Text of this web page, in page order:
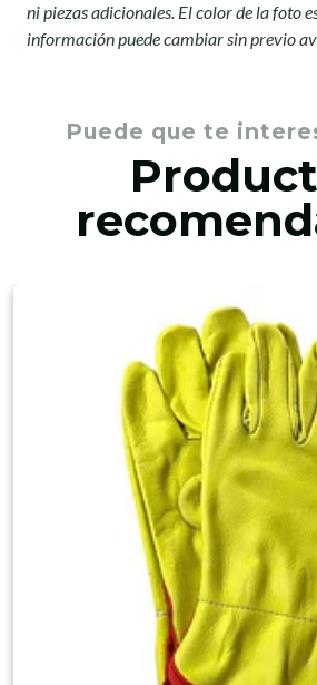
ni piezas adicionales. El color de la foto
información puede cambiar sin previo
Puede que te